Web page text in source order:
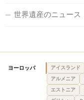
世界遺産のニュース
ヨーロッパ アイスランド
アルメニア
エストニア